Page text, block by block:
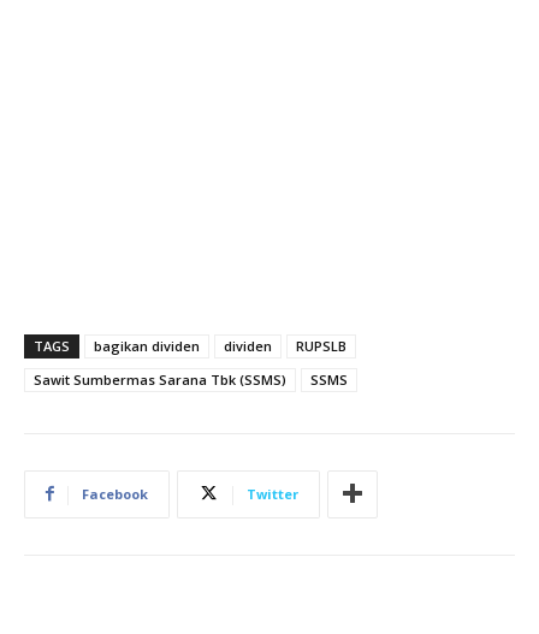
TAGS bagikan dividen dividen
RUPSLB
Sawit Sumbermas Sarana Tbk (SSMS)
SSMS
Facebook Twitter